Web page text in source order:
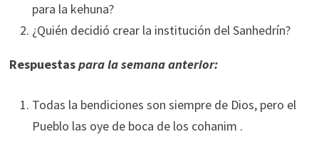
para la kehuna?
¿Quién decidió crear la institución del Sanhedrín?
Respuestasparala semanaanterior:
Todas la bendiciones son siempre de Dios, pero el
Pueblo las oye de boca de los cohanim .